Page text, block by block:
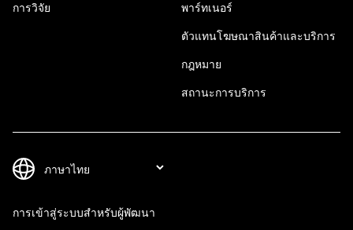
การวิจัย พาร์ทเนอร์
ตัวแทนโฆษณาสินค้าและบริการ
กฎหมาย
สถานะการบริการ
การเข้าสู่ระบบสำหรับผู้พัฒนา